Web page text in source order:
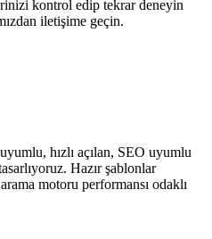
kontrol edip tekrar deneyin
iletişime geçin.
hızlı açılan, SEO uyumlu
Hazır şablonlar
motoru performansı odaklı